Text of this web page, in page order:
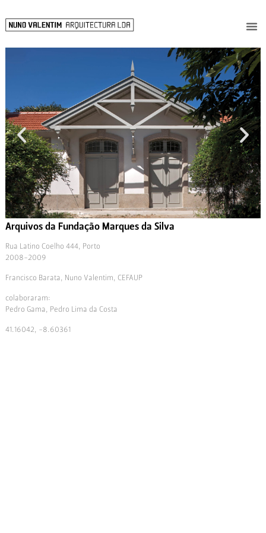
Arquivos da Fundação Marques da Silva
Rua Latino Coelho 444, Porto
2008-2009
Francisco Barata, Nuno Valentim, CEFAUP
colaboraram:
Pedro Gama, Pedro Lima da Costa
41.16042, -8.60361